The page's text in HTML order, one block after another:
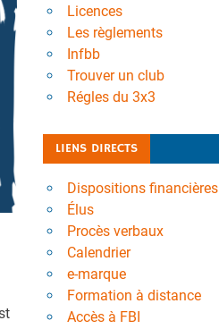
Licences
Les règlements
Infbb
Trouver un club
Régles du 3x3
LIENS DIRECTS
Dispositions financières
Élus
Procès verbaux
Calendrier
e-marque
Formation à distance
Accès à FBI